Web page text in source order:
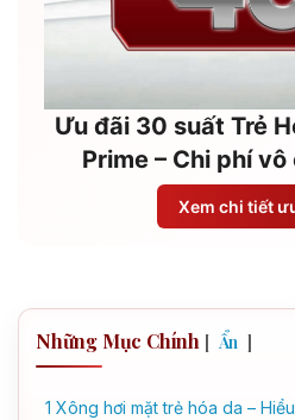
Ưu đãi 30 suất Trẻ
Prime – Chi phí
Xem chi tiết
Những Mục Chính [ Ẩn ]
1 Xông hơi mặt trẻ hóa da –